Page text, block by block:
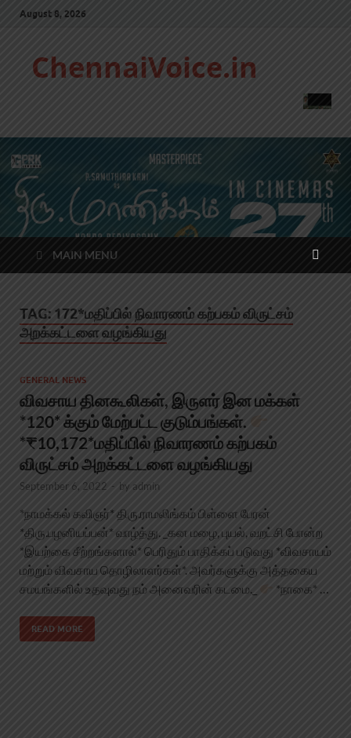
August 8, 2026
ChennaiVoice.in
MAIN MENU
TAG: 172*மதிப்பில் நிவாரணம் கற்பகம் விருட்சம்
அறக்கட்டளை வழங்கியது
GENERAL NEWS
விவசாய தினகூலிகள், இருளர் இன மக்கள்
*120* க்கும் மேற்பட்ட குடும்பங்கள்.
*₹10,172*மதிப்பில் நிவாரணம் கற்பகம்
விருட்சம் அறக்கட்டளை வழங்கியது
September 6, 2022 - by admin
*நாமக்கல் கவிஞர்* திரு.ராமலிங்கம் பிள்ளை பேரன்
*திரு.பழனியப்பன்* வாழ்த்து. _கன மழை, புயல், வறட்சி போன்ற
*இயற்கை சீற்றங்களால்* பெரிதும் பாதிக்கப் படுவது *விவசாயம்
மற்றும் விவசாய தொழிலாளர்கள்*. அவர்களுக்கு அத்தகைய
சமயங்களில் உதவுவது நம் அனைவரின் கடமை._
*நாகை* …
READ MORE